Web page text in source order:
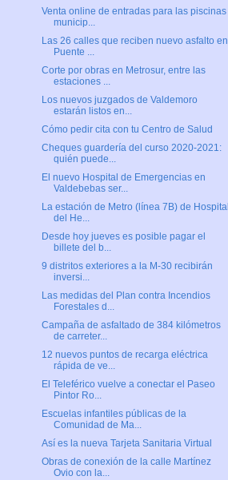
Venta online de entradas para las piscinas
municip...
Las 26 calles que reciben nuevo asfalto en
Puente ...
Corte por obras en Metrosur, entre las
estaciones ...
Los nuevos juzgados de Valdemoro
estarán listos en...
Cómo pedir cita con tu Centro de Salud
Cheques guardería del curso 2020-2021:
quién puede...
El nuevo Hospital de Emergencias en
Valdebebas ser...
La estación de Metro (línea 7B) de Hospital
del He...
Desde hoy jueves es posible pagar el
billete del b...
9 distritos exteriores a la M-30 recibirán
inversi...
Las medidas del Plan contra Incendios
Forestales d...
Campaña de asfaltado de 384 kilómetros
de carreter...
12 nuevos puntos de recarga eléctrica
rápida de ve...
El Teleférico vuelve a conectar el Paseo
Pintor Ro...
Escuelas infantiles públicas de la
Comunidad de Ma...
Así es la nueva Tarjeta Sanitaria Virtual
Obras de conexión de la calle Martínez
Ovio con la...